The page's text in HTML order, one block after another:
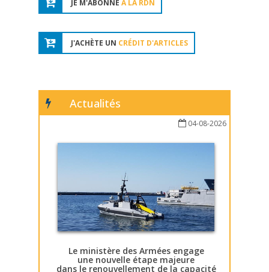
JE M'ABONNE À LA RDN
J'ACHÈTE UN CRÉDIT D'ARTICLES
Actualités
04-08-2026
Le ministère des Armées engage
une nouvelle étape majeure
dans le renouvellement de la capacité